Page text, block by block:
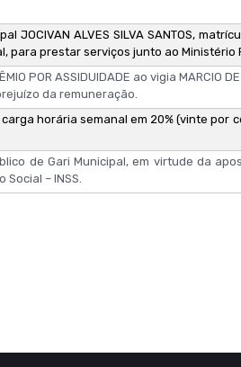
JOCIVAN ALVES SILVA SANTOS,
para prestar serviços junto ao Ministério
POR ASSIDUIDADE ao vigia MARCIO
da remuneração.
horária semanal em 20% (vinte por
de Gari Municipal, em virtude da
– INSS.